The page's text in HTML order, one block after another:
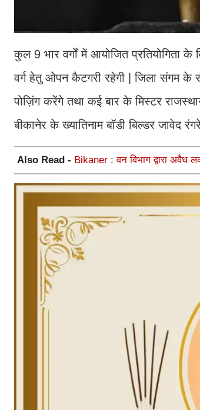
कुल 9 भार वर्गों में आयोजित प्रतियोगिता के
वर्ग हेतु ओपन कैटगरी रहेगी | जिला संगम के
पोज़िंग करेंगे तथा कई बार के मिस्टर
बीकानेर के ख्यातिनाम बॉडी बिल्डर जावेद
Also Read - Bikaner : वन विभाग द्वारा अवैध